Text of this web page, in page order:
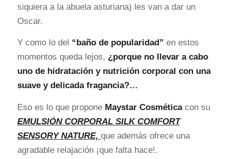
siquiera a la abuela asturiana) les van a dar un
Oscar.
Y como lo del “baño de popularidad” en estos
momentos queda lejos, ¿porque no llevar a cabo
uno de hidratación y nutrición corporal con una
suave y delicada fragancia?…
Eso es lo que propone Maystar Cosméticacon su
EMULSIÓN CORPORAL SILK COMFORT
SENSORY NATURE, que además ofrece una
agradable relajación ¡que falta hace!.